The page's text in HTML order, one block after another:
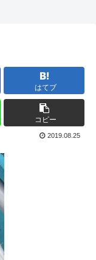
はてブ
コピー
2019.08.25